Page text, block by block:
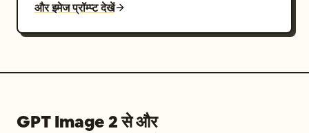
और इमेज प्रॉम्प्ट देखें
GPT Image 2 से और